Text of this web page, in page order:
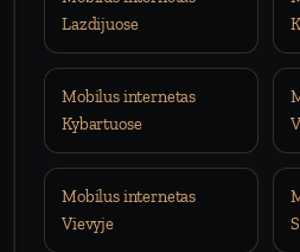
Lazdijuose
Mobilus internetas
Kybartuose
Mobilus internetas
Vievyje